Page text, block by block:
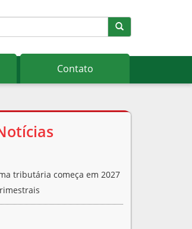
Contato
tributária começa em 2027